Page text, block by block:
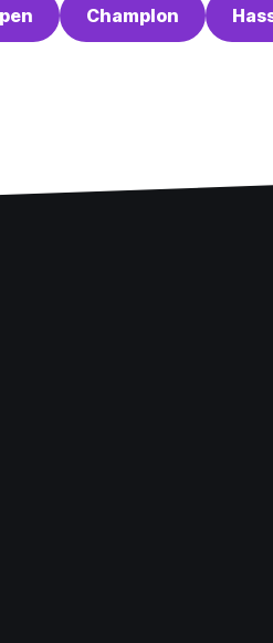
Champlon